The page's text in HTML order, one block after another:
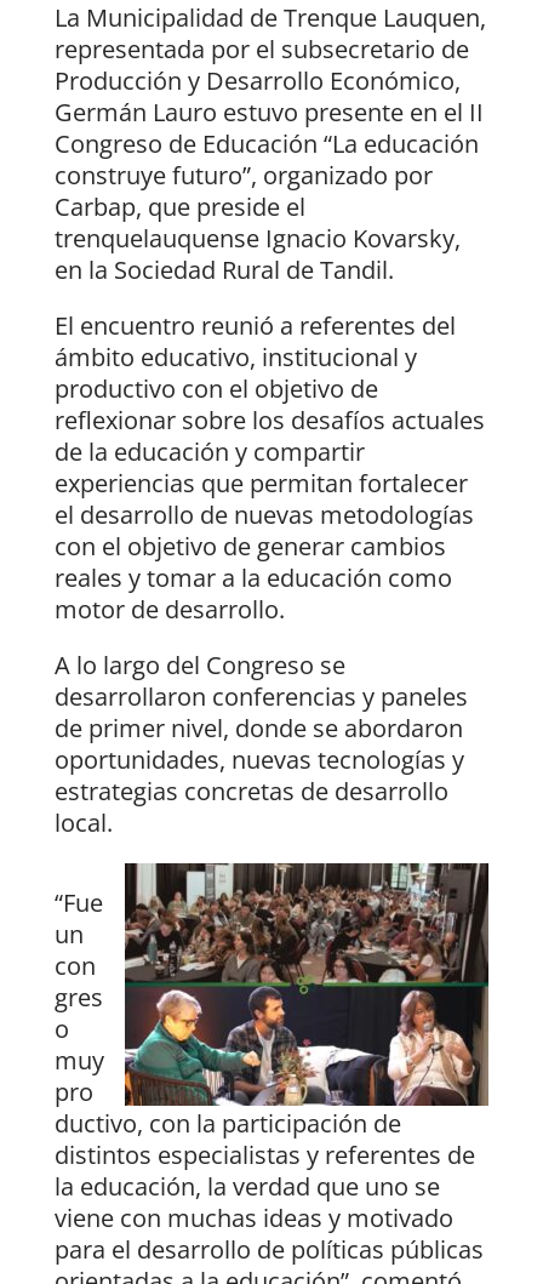
La Municipalidad de Trenque Lauquen,
representada por el subsecretario de
Producción y Desarrollo Económico,
Germán Lauro estuvo presente en el II
Congreso de Educación “La educación
construye futuro”, organizado por
Carbap, que preside el
trenquelauquense Ignacio Kovarsky,
en la Sociedad Rural de Tandil.
El encuentro reunió a referentes del
ámbito educativo, institucional y
productivo con el objetivo de
reflexionar sobre los desafíos actuales
de la educación y compartir
experiencias que permitan fortalecer
el desarrollo de nuevas metodologías
con el objetivo de generar cambios
reales y tomar a la educación como
motor de desarrollo.
A lo largo del Congreso se
desarrollaron conferencias y paneles
de primer nivel, donde se abordaron
oportunidades, nuevas tecnologías y
estrategias concretas de desarrollo
local.
“Fue
un
con
gres
o
muy
pro
ductivo, con la participación de
distintos especialistas y referentes de
la educación, la verdad que uno se
viene con muchas ideas y motivado
para el desarrollo de políticas públicas